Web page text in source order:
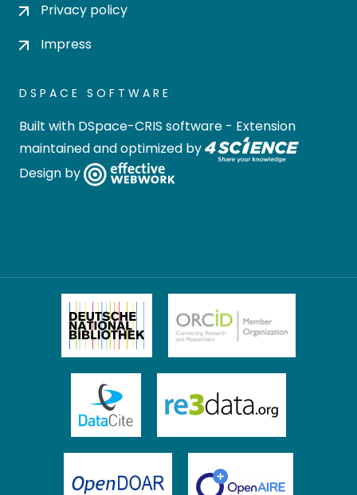
Privacy policy
Impress
DSPACE SOFTWARE
Built with DSpace-CRIS software - Extension
maintained and optimized by
Design by